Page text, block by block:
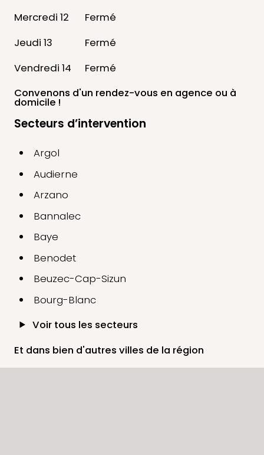
Mercredi 12
Fermé
Jeudi 13
Fermé
Vendredi 14
Fermé
Convenons d'un rendez-vous en agence ou à
domicile !
Secteurs d’intervention
Argol
Audierne
Arzano
Bannalec
Baye
Benodet
Beuzec-Cap-Sizun
Bourg-Blanc
Voir tous les secteurs
Et dans bien d'autres villes de la région